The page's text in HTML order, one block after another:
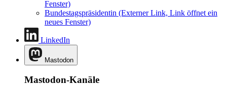
Fenster)
Bundestagspräsidentin (Externer Link, Link öffnet ein
neues Fenster)
LinkedIn
Mastodon
Mastodon-Kanäle